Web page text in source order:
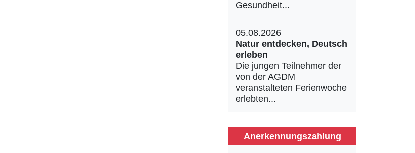
Gesundheit...
05.08.2026
Natur entdecken, Deutsch
erleben
Die jungen Teilnehmer der
von der AGDM
veranstalteten Ferienwoche
erlebten...
Anerkennungszahlung